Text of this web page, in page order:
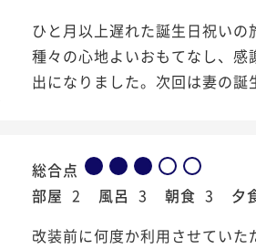
ひと月以上遅れた誕生日祝いの
種々の心地よいおもてなし、
出になりました。次回は妻の誕
総合点
部屋 2 風呂 3 朝食 3 夕
改装前に何度か利用させてい